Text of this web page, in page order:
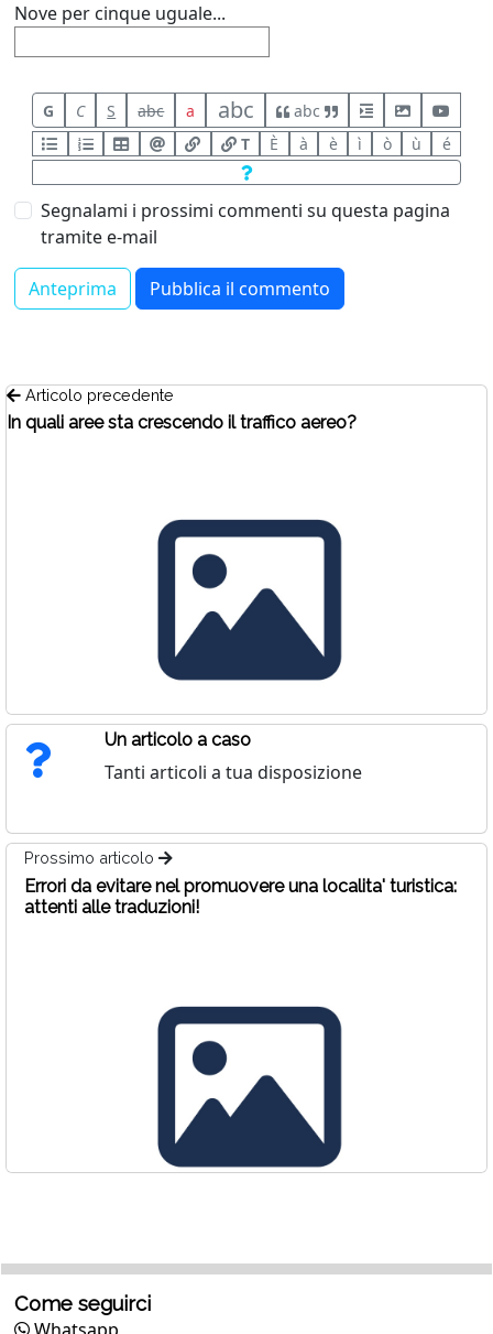
Nove per cinque uguale...
G C S abc a abc
abc
T
È à è ì ò ù é
Segnalami i prossimi commenti su questa pagina
tramite e-mail
Articolo precedente
In quali aree sta crescendo il traffico aereo?
Un articolo a caso
Tanti articoli a tua disposizione
Prossimo articolo
Errori da evitare nel promuovere una localita' turistica:
attenti alle traduzioni!
Come seguirci